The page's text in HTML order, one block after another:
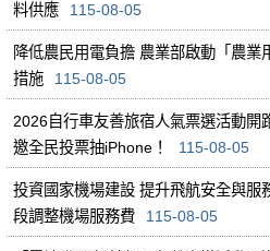
料供應
115-08-05
降低農民用電負擔 農業部啟動「農業
措施
115-08-05
2026自行車友善旅宿人氣票選活動開
邀全民投票抽iPhone！
115-08-05
投資國家機場建設 提升飛航安全與服
段調整機場服務費
115-08-05